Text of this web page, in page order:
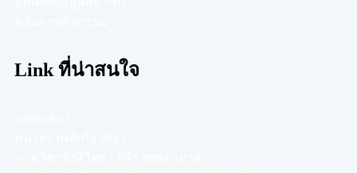
Link ที่น่าสนใจ